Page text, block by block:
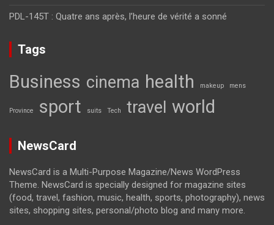
PDL-145T : Quatre ans après, l’heure de vérité a sonné
Tags
Business cinema health makeup mens
Province sport suits Tech travel world
NewsCard
NewsCard is a Multi-Purpose Magazine/News WordPress
Theme. NewsCard is specially designed for magazine sites
(food, travel, fashion, music, health, sports, photography), news
sites, shopping sites, personal/photo blog and many more.